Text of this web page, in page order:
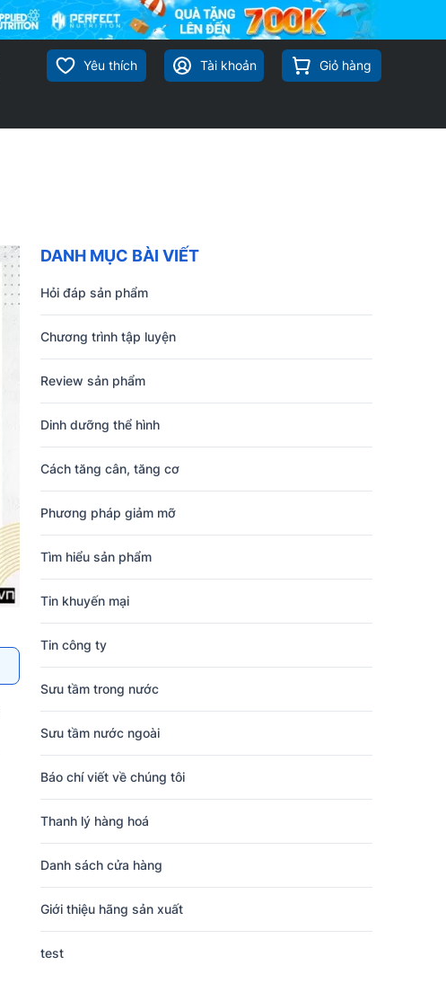
Yêu thích Tài khoản Giỏ hàng
DANH MỤC BÀI VIẾT
Hỏi đáp sản phẩm
Chương trình tập luyện
Review sản phẩm
Dinh dưỡng thể hình
Cách tăng cân, tăng cơ
Phương pháp giảm mỡ
Tìm hiểu sản phẩm
Tin khuyến mại
Tin công ty
Sưu tầm trong nước
Sưu tầm nước ngoài
Báo chí viết về chúng tôi
Thanh lý hàng hoá
Danh sách cửa hàng
Giới thiệu hãng sản xuất
test